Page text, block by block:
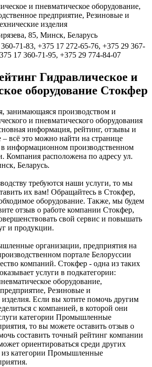
и пневматическое оборудование,
предприятие, Резиновые и
изделия
85, Минск, Беларусь
71-83, +375 17 272-65-76, +375 29 367-
17 360-71-95, +375 29 774-84-07
Гидравлическое и
оборудование Стокфер
занимающаяся производством и
и пневматического оборудования
информация, рейтинг, отзывы и
всё это можно найти на странице
информационном производственном
Компания расположена по адресу ул.
Беларусь.
требуются наши услуги, то мы
их вам! Обращайтесь в Стокфер,
оборудование. Также, мы будем
отзыв о работе компании Стокфер,
свой сервис и повышать
и продукции.
организации, предприятия на
портале Белоруссии
компаний. Стокфер - одна из таких
услуги в подкатегории:
оборудование,
Резиновые и
изделия. Если вы хотите помочь другим
с компанией, в которой они
категории Промышленные
то вы можете оставить отзыв о
составить точный рейтинг компании
ориентироваться среди других
категории Промышленные